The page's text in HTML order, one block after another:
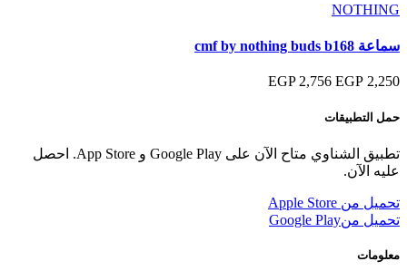
NOTHING
سماعة cmf by nothing buds b168
2,250 EGP
2,756 EGP
حمل التطبيقات
تطبيق الشناوي متاح الآن على Google Play و App Store. احصل
عليه الآن.
تحميل من Apple Store
تحميل منGoogle Play
معلومات